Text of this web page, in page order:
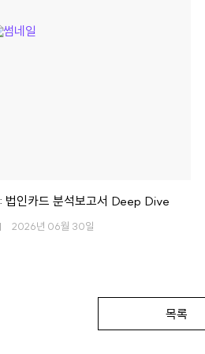
법인카드 분석보고서 Deep Dive
2026년 06월 30일
목록